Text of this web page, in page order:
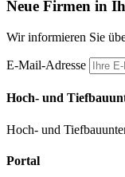
Neue Firmen in
Wir informieren Sie
E-Mail-Adresse
Hoch- und
Hoch- und
Portal